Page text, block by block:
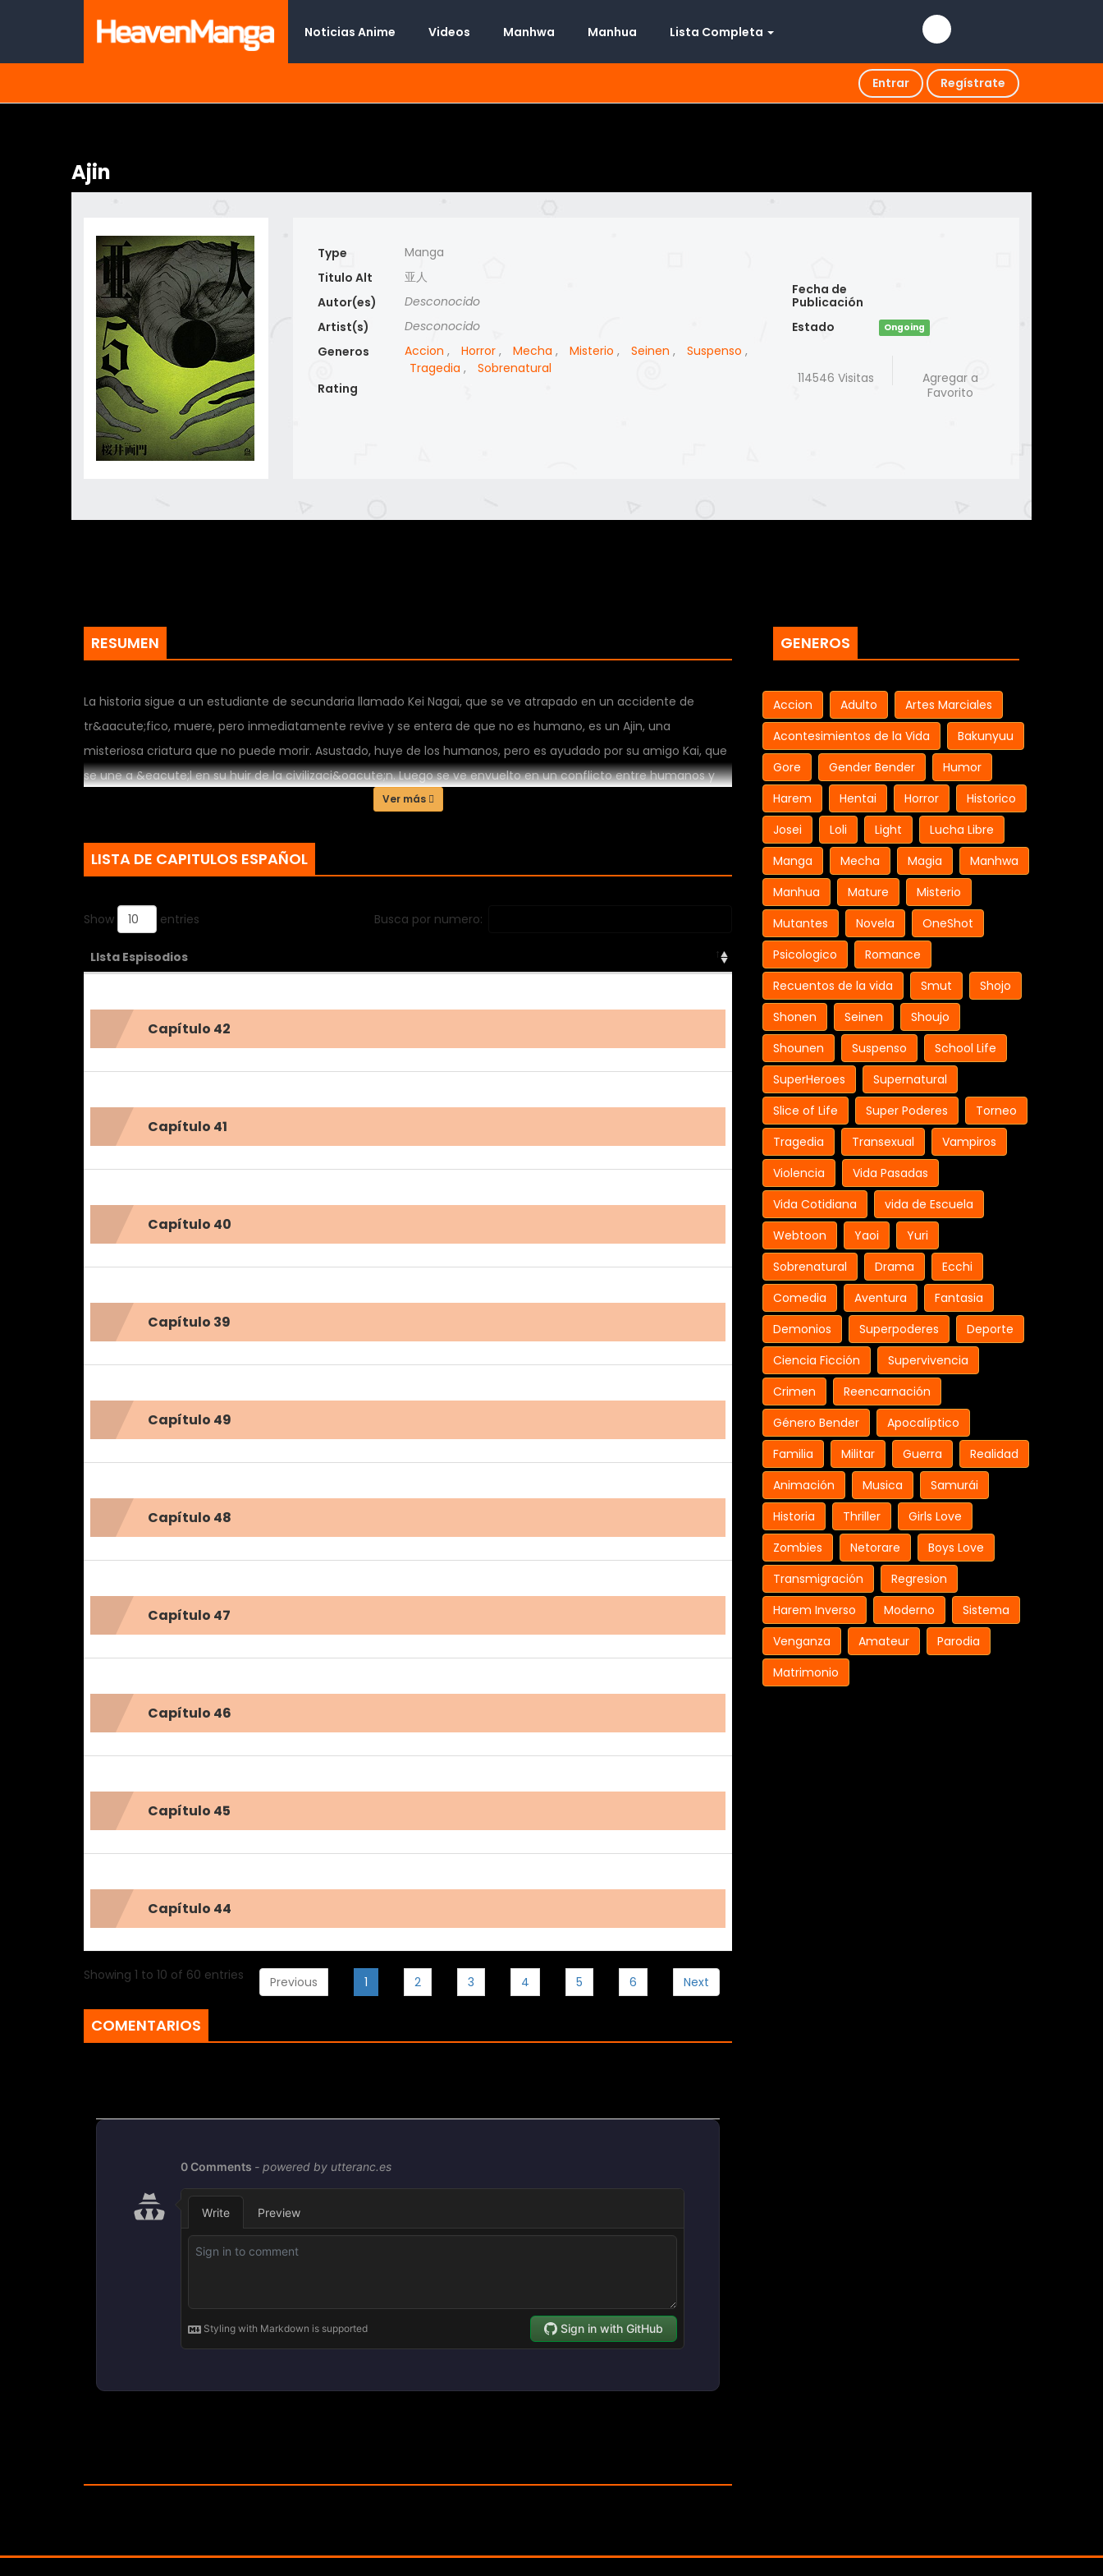
Noticias Anime Videos Manhwa Manhua Lista Completa
Entrar Regístrate
Ajin
Type
Manga
Titulo Alt
亚人
Autor(es)
Desconocido
Artist(s)
Desconocido
Generos
Accion , Horror , Mecha , Misterio , Seinen , Suspenso ,
Tragedia ,
Sobrenatural
Rating
Fecha de
Publicación
Estado
Ongoing
114546 Visitas
Agregar a
Favorito
RESUMEN
La historia sigue a un estudiante de secundaria llamado Kei Nagai, que se ve atrapado en un accidente de
tr&aacute;fico, muere, pero inmediatamente revive y se entera de que no es humano, es un Ajin, una
misteriosa criatura que no puede morir. Asustado, huye de los humanos, pero es ayudado por su amigo Kai, que
se une a &eacute;l en su huir de la civilizaci&oacute;n. Luego se ve envuelto en un conflicto entre humanos y
Ver más
LISTA DE CAPITULOS ESPAÑOL
Show entries Busca por numero:
LIsta Espisodios
Capítulo 42
Capítulo 41
Capítulo 40
Capítulo 39
Capítulo 49
Capítulo 48
Capítulo 47
Capítulo 46
Capítulo 45
Capítulo 44
Showing 1 to 10 of 60 entries Previous 1 2 3 4 5 6 Next
COMENTARIOS
GENEROS
Accion Adulto
Artes Marciales
Acontesimientos de la Vida
Bakunyuu
Gore
Gender Bender
Humor
Harem
Hentai Horror
Historico
Josei
Loli Light
Lucha Libre
Manga
Mecha Magia
Manhwa
Manhua
Mature
Misterio
Mutantes
Novela
OneShot
Psicologico
Romance
Recuentos de la vida
Smut
Shojo
Shonen
Seinen
Shoujo
Shounen
Suspenso
School Life
SuperHeroes
Supernatural
Slice of Life
Super Poderes
Torneo
Tragedia
Transexual
Vampiros
Violencia
Vida Pasadas
Vida Cotidiana
vida de Escuela
Webtoon
Yaoi
Yuri
Sobrenatural
Drama
Ecchi
Comedia
Aventura
Fantasia
Demonios
Superpoderes
Deporte
Ciencia Ficción
Supervivencia
Crimen
Reencarnación
Género Bender
Apocalíptico
Familia
Militar Guerra
Realidad
Animación
Musica
Samurái
Historia
Thriller
Girls Love
Zombies
Netorare
Boys Love
Transmigración
Regresion
Harem Inverso
Moderno
Sistema
Venganza
Amateur
Parodia
Matrimonio